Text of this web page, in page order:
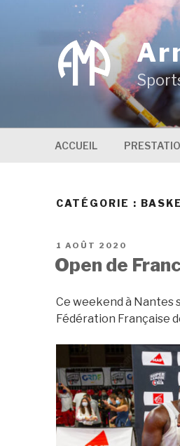
ACCUEIL
CATÉGORIE :
PUBLIÉ
1 AOÛT 2020
Open de
Ce weekend à Nantes
Fédération Française